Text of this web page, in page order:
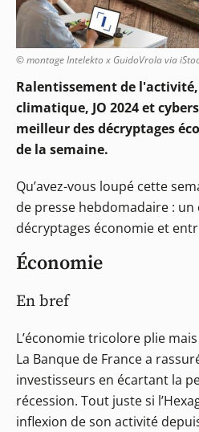
© montage Intelekto x GuidoVrola via
Ralentissement de
climatique, JO 2024 et
meilleur des décryptages
de la semaine.
Qu’avez-vous loupé cette
de presse hebdomadaire :
décryptages économie et
Économie
En bref
L’économie tricolore plie
La Banque de France a
investisseurs en écartant la
récession. Tout juste si
inflexion de son activité